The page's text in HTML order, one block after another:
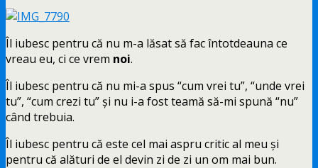
Îl iubesc pentru că nu m-a lăsat să fac întotdeauna ce
vreau eu, ci ce vrem noi.
Îl iubesc pentru că nu mi-a spus “cum vrei tu”, “unde vrei
tu”, “cum crezi tu” şi nu i-a fost teamă să-mi spună “nu”
când trebuia.
Îl iubesc pentru că este cel mai aspru critic al meu şi
pentru că alături de el devin zi de zi un om mai bun.